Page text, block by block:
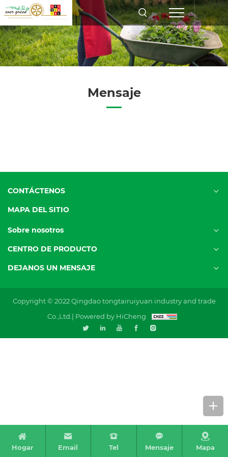
Mensaje
CONTÁCTENOS
MAPA DEL SITIO
Sobre nosotros
CENTRO DE PRODUCTO
DEJANOS UN MENSAJE
Copyright © 2022 Qingdao tongtairuiyuan industry and trade
Co.,Ltd.| Powered by HiCheng
Hogar Email Tel Mensaje Mapa